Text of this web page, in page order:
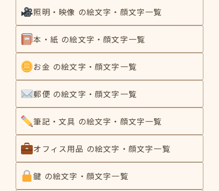
照明・映像 の絵文字・顔文字一覧
本・紙 の絵文字・顔文字一覧
お金 の絵文字・顔文字一覧
郵便 の絵文字・顔文字一覧
筆記・文具 の絵文字・顔文字一覧
オフィス用品 の絵文字・顔文字一覧
鍵 の絵文字・顔文字一覧